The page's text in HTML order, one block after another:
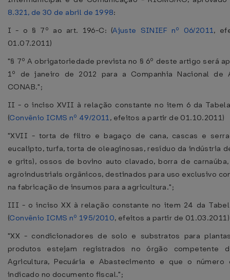
8.321, de 30 de abril de 1998:
I - o § 7º ao art. 196-C: (Ajuste SINIEF nº 06/2011,
01.07.2011)
"§ 7º A obrigatoriedade prevista no § 6º deste artigo será
1º de janeiro de 2012 para a Companhia Nacional de
CONAB.";
II - o inciso XVII à relação constante no item 6 da
(Convênio ICMS nº 49/2011, efeitos a partir de 01.10.2011)
"XVII - torta de filtro e bagaço de cana, cascas e
eucalipto, turfa, torta de oleaginosas, resíduo da indústria
e grits), ossos de bovino auto clavado, borra de
agroindustriais orgânicos, destinados para uso exclusivo
na fabricação de insumos para a agricultura.";
III - o inciso XX à relação constante no item 24 da
(Convênio ICMS nº 195/2010, efeitos a partir de 01.03.2011)
"XX - condicionadores de solo e substratos para
produtos estejam registrados no órgão competente
Agricultura, Pecuária e Abastecimento e que o
indicado no documento fiscal.";